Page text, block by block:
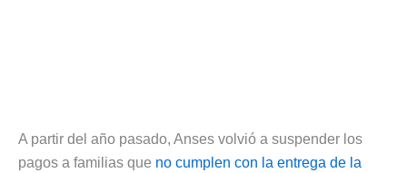
A partir del año pasado, Anses volvió a suspender los
pagos a familias que no cumplen con la entrega de la